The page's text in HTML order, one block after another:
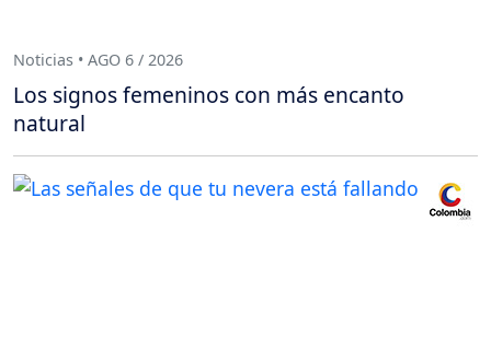
Noticias • AGO 6 / 2026
Los signos femeninos con más encanto
natural